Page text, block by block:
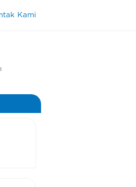
Kami